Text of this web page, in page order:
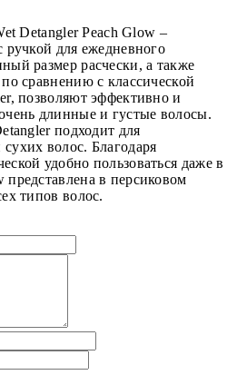
Detangler Peach Glow –
ручкой для ежедневного
размер расчески, а также
сравнению с классической
позволяют эффективно и
длинные и густые волосы.
подходит для
волос. Благодаря
удобно пользоваться даже в
в персиковом
типов волос.